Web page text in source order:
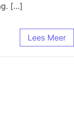
[…]
Lees Meer